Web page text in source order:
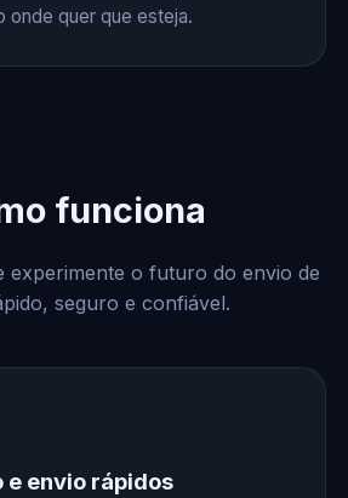
onde quer que esteja.
funciona
experimente o futuro do envio de
seguro e confiável.
e envio rápidos